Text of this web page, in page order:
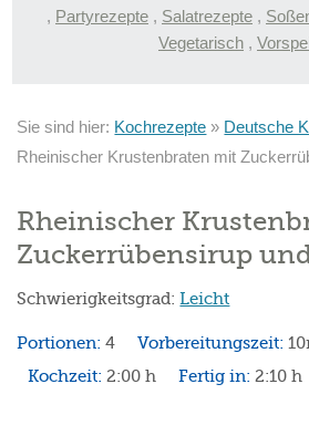
, Partyrezepte , Salatrezepte ,
Vegetarisch ,
Sie sind hier: Kochrezepte » Deutsche
Rheinischer Krustenbraten mit
Rheinischer
Zuckerrübensirup
Schwierigkeitsgrad:Leicht
Portionen:4 Vorbereitungszeit:
Kochzeit:2:00 h Fertig in:2:10 h